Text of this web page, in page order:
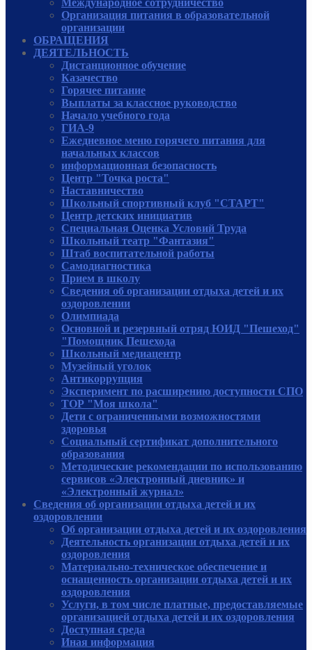
Международное сотрудничество
Организация питания в образовательной
организации
ОБРАЩЕНИЯ
ДЕЯТЕЛЬНОСТЬ
Дистанционное обучение
Казачество
Горячее питание
Выплаты за классное руководство
Начало учебного года
ГИА-9
Ежедневное меню горячего питания для
начальных классов
информационная безопасность
Центр "Точка роста"
Наставничество
Школьный спортивный клуб "СТАРТ"
Центр детских инициатив
Специальная Оценка Условий Труда
Школьный театр "Фантазия"
Штаб воспитательной работы
Самодиагностика
Прием в школу
Сведения об организации отдыха детей и их
оздоровлении
Олимпиада
Основной и резервный отряд ЮИД "Пешеход"
"Помощник Пешехода
Школьный медиацентр
Музейный уголок
Антикоррупция
Эксперимент по расширению доступности СПО
ТОР "Моя школа"
Дети с ограниченными возможностями
здоровья
Социальный сертификат дополнительного
образования
Методические рекомендации по использованию
сервисов «Электронный дневник» и
«Электронный журнал»
Сведения об организации отдыха детей и их
оздоровлении
Об организации отдыха детей и их оздоровления
Деятельность организации отдыха детей и их
оздоровления
Материально-техническое обеспечение и
оснащенность организации отдыха детей и их
оздоровления
Услуги, в том числе платные, предоставляемые
организацией отдыха детей и их оздоровления
Доступная среда
Иная информация